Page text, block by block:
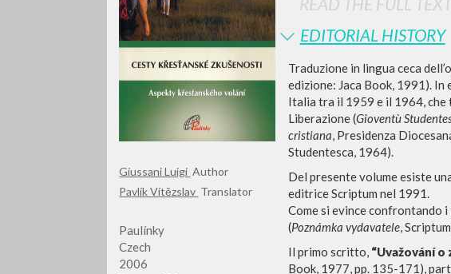
Giussani Luigi Author
Pavlík Vítězslav Translator
Paulínky
Czech
2006
EDITORIAL HISTORY
Traduzione in lingua ceca
edizione: Jaca Book, 1991).
Italia tra il 1959 e il 1964, che
Liberazione (Gioventù
cristiana, Presidenza
Studentesca, 1964).
Del presente volume esiste
editrice Scriptum nel 1991.
Come si evince confrontando
(Poznámka vydavatele,
Il primo scritto, “Uvažování
Book, 1977, pp. 135-171),